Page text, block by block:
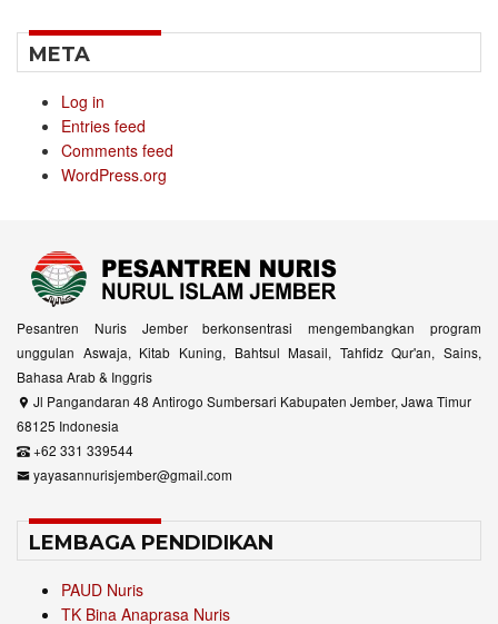
META
Log in
Entries feed
Comments feed
WordPress.org
Pesantren Nuris Jember berkonsentrasi mengembangkan program
unggulan Aswaja, Kitab Kuning, Bahtsul Masail, Tahfidz Qur'an, Sains,
Bahasa Arab & Inggris
Jl Pangandaran 48 Antirogo Sumbersari Kabupaten Jember, Jawa Timur
68125 Indonesia
+62 331 339544
yayasannurisjember@gmail.com
LEMBAGA PENDIDIKAN
PAUD Nuris
TK Bina Anaprasa Nuris